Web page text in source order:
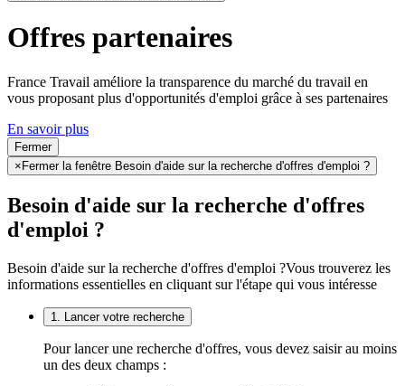
Offres partenaires
France Travail améliore la transparence du marché du travail en
vous proposant plus d'opportunités d'emploi grâce à ses partenaires
En savoir plus
Fermer
× Fermer la fenêtre Besoin d'aide sur la recherche d'offres d'emploi ?
Besoin d'aide sur la recherche d'offres
d'emploi ?
Besoin d'aide sur la recherche d'offres d'emploi ?Vous trouverez les
informations essentielles en cliquant sur l'étape qui vous intéresse
1. Lancer votre recherche
Pour lancer une recherche d'offres, vous devez saisir au moins
un des deux champs :